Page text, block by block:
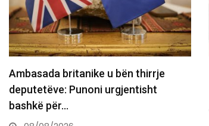
Zelensky nga Serbia: Qëndrimi për
mosnjohjen e Kosovës nuk ndryshon
08/08/2026